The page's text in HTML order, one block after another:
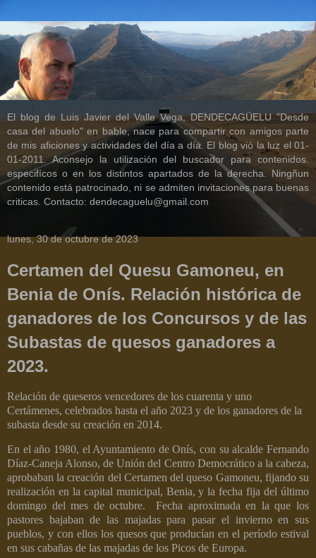
El blog de Luis Javier del Valle Vega, DENDECAGÜELU "Desde
casa del abuelo" en bable, nace para compartir con amigos parte
de mis aficiones y actividades del día a día. El blog vió la luz el 01-
01-2011. Aconsejo la utilización del buscador para contenidos.
especifícos o en los distintos apartados de la derecha. Ningñun
contenido está patrocinado, ni se admiten invitaciones para buenas
criticas. Contacto: dendecaguelu@gmail.com
lunes, 30 de octubre de 2023
Certamen del Quesu Gamoneu, en
Benia de Onís. Relación histórica de
ganadores de los Concursos y de las
Subastas de quesos ganadores a
2023.
Relación de queseros vencedores de los cuarenta y uno
Certámenes, celebrados hasta el año 2023 y de los ganadores de la
subasta desde su creación en 2014.
En el año 1980, el Ayuntamiento de Onís, con su alcalde Fernando
Díaz-Caneja Alonso, de Unión del Centro Democrático a la cabeza,
aprobaban la creación del Certamen del queso Gamoneu, fijando su
realización en la capital municipal, Benia, y la fecha fija del último
domingo del mes de octubre. Fecha aproximada en la que los
pastores bajaban de las majadas para pasar el invierno en sus
pueblos, y con ellos los quesos que producían en el período estival
en sus cabañas de las majadas de los Picos de Europa.